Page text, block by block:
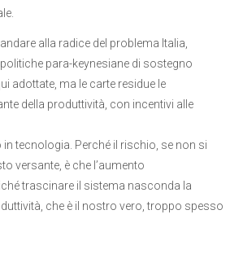
alla radice del problema Italia,
para-keynesiane di sostegno
adottate, ma le carte residue le
della produttività, con incentivi alle
tecnologia. Perché il rischio, se non si
versante, è che l’aumento
trascinare il sistema nasconda la
che è il nostro vero, troppo spesso